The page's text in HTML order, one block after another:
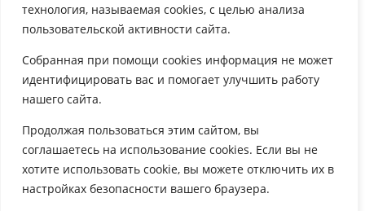
технология, называемая cookies, с целью анализа
пользовательской активности сайта.
Собранная при помощи cookies информация не может
идентифицировать вас и помогает улучшить работу
нашего сайта.
Продолжая пользоваться этим сайтом, вы
соглашаетесь на использование cookies. Если вы не
хотите использовать cookie, вы можете отключить их в
настройках безопасности вашего браузера.

